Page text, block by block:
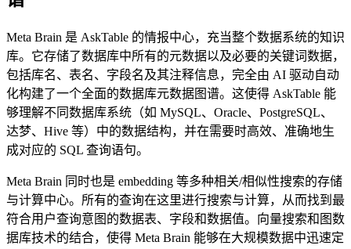
Meta Brain 是 AskTable 的情报中心，充当整个数据系统的知识
库。它存储了数据库中所有的元数据以及必要的关键词数据，
包括库名、表名、字段名及其注释信息，完全由 AI 驱动自动
化构建了一个全面的数据库元数据图谱。这使得 AskTable 能
够理解不同数据库系统（如 MySQL、Oracle、PostgreSQL、
达梦、Hive 等）中的数据结构，并在需要时高效、准确地生
成对应的 SQL 查询语句。
Meta Brain 同时也是 embedding 等多种相关/相似性搜索的存储
与计算中心。所有的查询在这里进行搜索与计算，从而找到最
符合用户查询意图的数据表、字段和数据值。向量搜索和图数
据库技术的结合，使得 Meta Brain 能够在大规模数据中迅速定